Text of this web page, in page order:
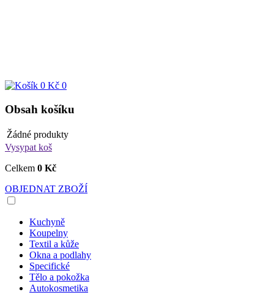
0 Kč 0
Obsah košíku
Žádné produkty
Vysypat koš
Celkem 0 Kč
OBJEDNAT ZBOŽÍ
Kuchyně
Koupelny
Textil a kůže
Okna a podlahy
Specifické
Tělo a pokožka
Autokosmetika